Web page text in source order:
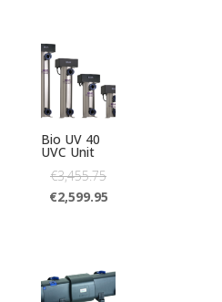
Bio UV 40
UVC Unit
€3,455.75
€2,599.95